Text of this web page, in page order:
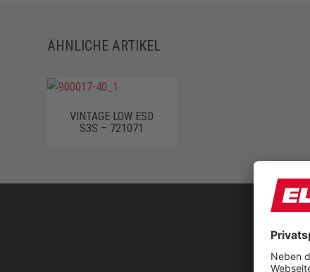
ÄHNLICHE ARTIKEL
VINTAGE LOW ESD
S3S – 721071